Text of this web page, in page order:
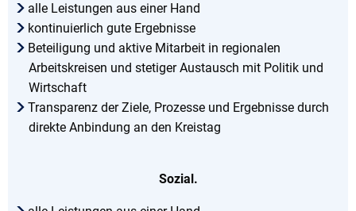
alle Leistungen aus einer Hand
kontinuierlich gute Ergebnisse
Beteiligung und aktive Mitarbeit in regionalen
Arbeitskreisen und stetiger Austausch mit Politik und
Wirtschaft
Transparenz der Ziele, Prozesse und Ergebnisse durch
direkte Anbindung an den Kreistag
Sozial.